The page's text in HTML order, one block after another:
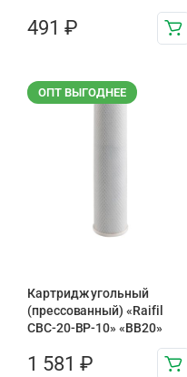
491 ₽
ОПТ ВЫГОДНЕЕ
Картридж угольный
(прессованный) «Raifil
CBC-20-BP-10» «BB20»
1 581 ₽